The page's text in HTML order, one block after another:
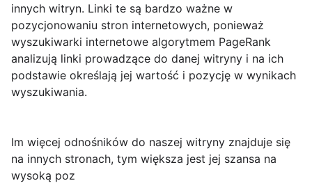
innych witryn. Linki te są bardzo ważne w
pozycjonowaniu stron internetowych, ponieważ
wyszukiwarki internetowe algorytmem PageRank
analizują linki prowadzące do danej witryny i na ich
podstawie określają jej wartość i pozycję w wynikach
wyszukiwania.
Im więcej odnośników do naszej witryny znajduje się
na innych stronach, tym większa jest jej szansa na
wysoką poz